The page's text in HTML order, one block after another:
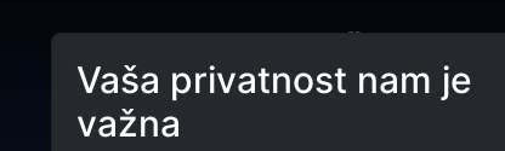
Vaša privatnost nam je
važna